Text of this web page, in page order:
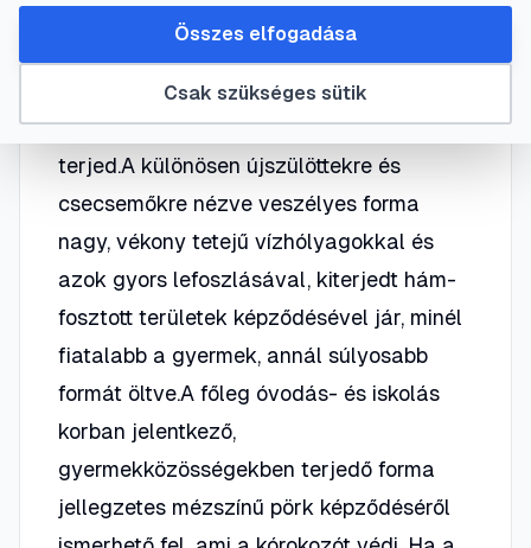
baktériumok által okozott gennyes
felismerhető jellegzetes megjelenési
formájáról. Mindkettő nagyon gyorsan
terjed.A különösen újszülöttekre és
csecsemőkre nézve veszélyes forma
nagy, vékony tetejű vízhólyagokkal és
azok gyors lefoszlásával, kiterjedt hám-
fosztott területek képződésével jár, minél
fiatalabb a gyermek, annál súlyosabb
formát öltve.A főleg óvodás- és iskolás
korban jelentkező,
gyermekközösségekben terjedő forma
jellegzetes mézszínű pörk képződéséről
Csak szükséges sütik
Összes elfogadása